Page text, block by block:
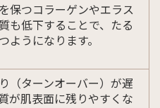
保つコラーゲンやエラス
も低下することで、たる
ようになります。
（ターンオーバー）が遅
が肌表面に残りやすくな